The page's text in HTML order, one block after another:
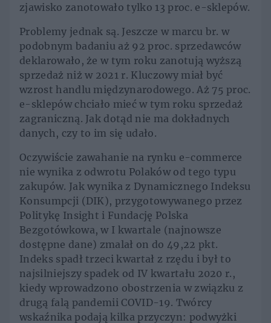
zjawisko zanotowało tylko 13 proc. e-sklepów.
Problemy jednak są. Jeszcze w marcu br. w
podobnym badaniu aż 92 proc. sprzedawców
deklarowało, że w tym roku zanotują wyższą
sprzedaż niż w 2021 r. Kluczowy miał być
wzrost handlu międzynarodowego. Aż 75 proc.
e-sklepów chciało mieć w tym roku sprzedaż
zagraniczną. Jak dotąd nie ma dokładnych
danych, czy to im się udało.
Oczywiście zawahanie na rynku e-commerce
nie wynika z odwrotu Polaków od tego typu
zakupów. Jak wynika z Dynamicznego Indeksu
Konsumpcji (DIK), przygotowywanego przez
Politykę Insight i Fundację Polska
Bezgotówkowa, w I kwartale (najnowsze
dostępne dane) zmalał on do 49,22 pkt.
Indeks spadł trzeci kwartał z rzędu i był to
najsilniejszy spadek od IV kwartału 2020 r.,
kiedy wprowadzono obostrzenia w związku z
drugą falą pandemii COVID-19. Twórcy
wskaźnika podają kilka przyczyn: podwyżki